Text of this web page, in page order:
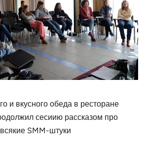
и вкусного обеда в ресторане
сесиию рассказом про
всякие SMM-штуки